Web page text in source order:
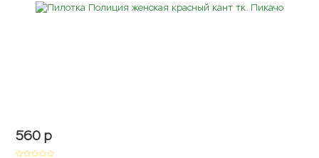
560 p